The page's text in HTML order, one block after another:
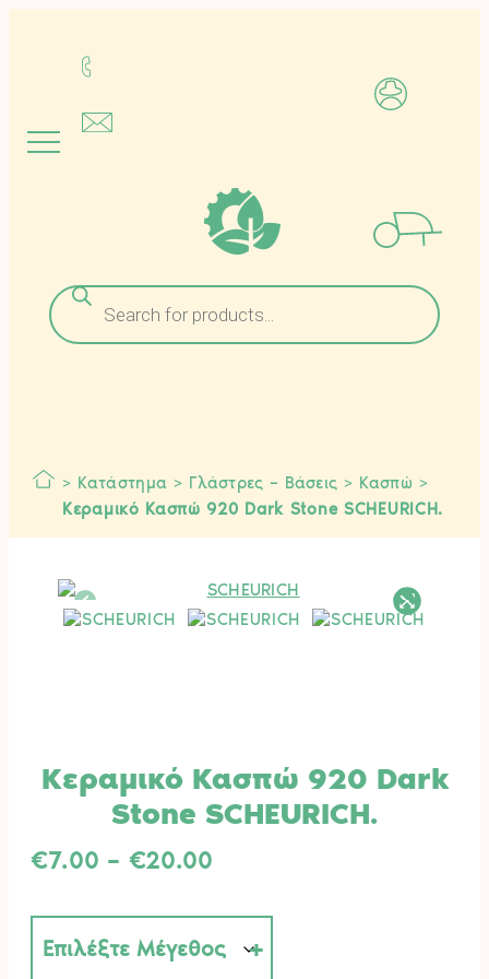
περιεχόμενο
Αναζήτηση
προϊόντων
> Κατάστημα > Γλάστρες – Βάσεις > Κασπώ >
Κεραμικό Κασπώ 920 Dark Stone SCHEURICH.
Κεραμικό Κασπώ 920 Dark
Stone SCHEURICH.
€7.00 – €20.00Price
€7.00
through
€20.00